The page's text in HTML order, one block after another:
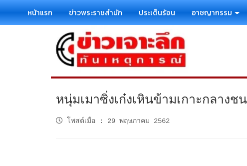
หน้าแรก ข่าวพระราชสำนัก ประเด็นร้อน อาชญากรรม
หนุ่มเมาซิ่งเก๋งเหินข้ามเกาะกลาง
โพสต์เมื่อ : 29 พฤษภาคม 2562